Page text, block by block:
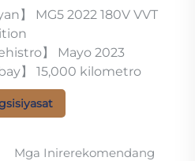
】 MG5 2022 180V VVT
】 Mayo 2023
】 15,000 kilometro
Mga Inirerekomendang